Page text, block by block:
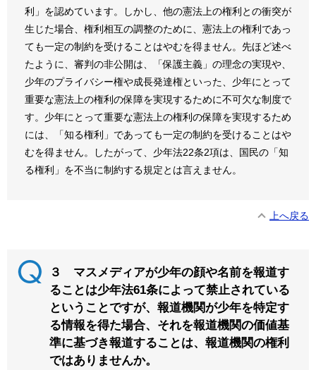
利」を認めています。しかし、他の憲法上の権利との衝突が
生じた場合、権利相互の調整のために、憲法上の権利であっ
ても一定の制約を受けることはやむを得ません。先ほど述べ
たように、審判の非公開は、「保護主義」の理念の実現や、
少年のプライバシー権や成長発達権といった、少年にとって
重要な憲法上の権利の保障を実現するために不可欠な制度で
す。少年にとって重要な憲法上の権利の保障を実現するため
には、「知る権利」であっても一定の制約を受けることはや
むを得ません。したがって、少年法22条2項は、国民の「知
る権利」を不当に制約する規定とは言えません。
上へ戻る
３ マスメディアが少年の顔や名前を報道す
ることは少年法61条によって禁止されている
ということですが、報道機関が少年を特定す
る情報を得た場合、それを報道機関の価値基
準に基づき報道することは、報道機関の権利
ではありませんか。